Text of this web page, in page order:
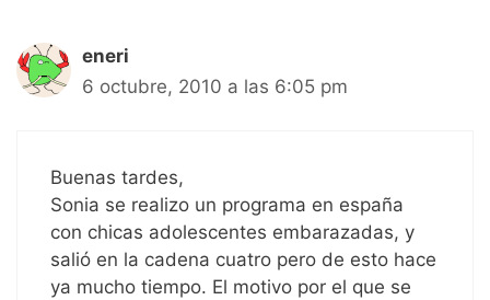
eneri
6 octubre, 2010 a las 6:05 pm
Buenas tardes,
Sonia se realizo un programa en españa
con chicas adolescentes embarazadas, y
salió en la cadena cuatro pero de esto hace
ya mucho tiempo. El motivo por el que se